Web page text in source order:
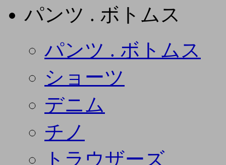
パンツ . ボトムス
パンツ . ボトムス
ショーツ
デニム
チノ
トラウザーズ